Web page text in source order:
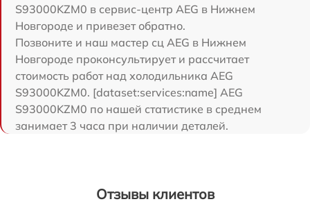
S93000KZM0 в сервис-центр AEG в Нижнем
Новгороде и привезет обратно.
Позвоните и наш мастер сц AEG в Нижнем
Новгороде проконсультирует и рассчитает
стоимость работ над холодильника AEG
S93000KZM0. [dataset:services:name] AEG
S93000KZM0 по нашей статистике в среднем
занимает 3 часа при наличии деталей.
Отзывы клиентов